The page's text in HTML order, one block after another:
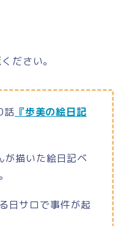
ださい。
話 『歩美の絵日記
が描いた絵日記ベ
日サロで事件が起